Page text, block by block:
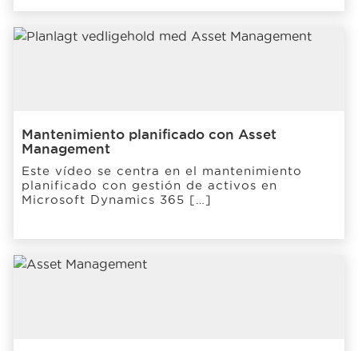
Mantenimiento planificado con Asset
Management
Este vídeo se centra en el mantenimiento
planificado con gestión de activos en
Microsoft Dynamics 365 […]